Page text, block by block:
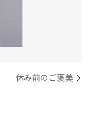
休み前のご褒美